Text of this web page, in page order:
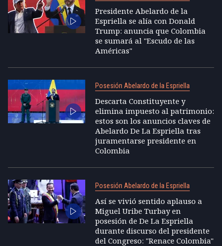
Presidente Abelardo de la
Espriella se alía con Donald
Trump: anuncia que Colombia
se sumará al "Escudo de las
Américas"
Posesión Abelardo de la Espriella
Descarta Constituyente y
elimina impuesto al patrimonio:
estos son los anuncios claves de
Abelardo De La Espriella tras
juramentarse presidente en
Colombia
Posesión Abelardo de la Espriella
Así se vivió sentido aplauso a
Miguel Uribe Turbay en
posesión de De La Espriella
durante discurso del presidente
del Congreso: "Renace Colombia"